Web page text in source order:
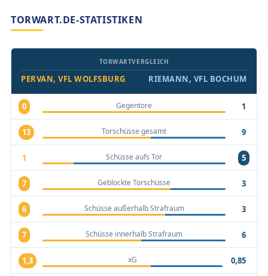
TORWART.DE-STATISTIKEN
PERVAN, VFL WOLFSBURG
TORWARTVERGLEICH
RIEMANN, VFL BOCHUM
0 Gegentore 1
13 Torschüsse gesamt 9
1 Schüsse aufs Tor 5
7 Geblockte Torschüsse 3
6 Schüsse außerhalb Strafraum 3
7 Schüsse innerhalb Strafraum 6
1,3 xG 0,85